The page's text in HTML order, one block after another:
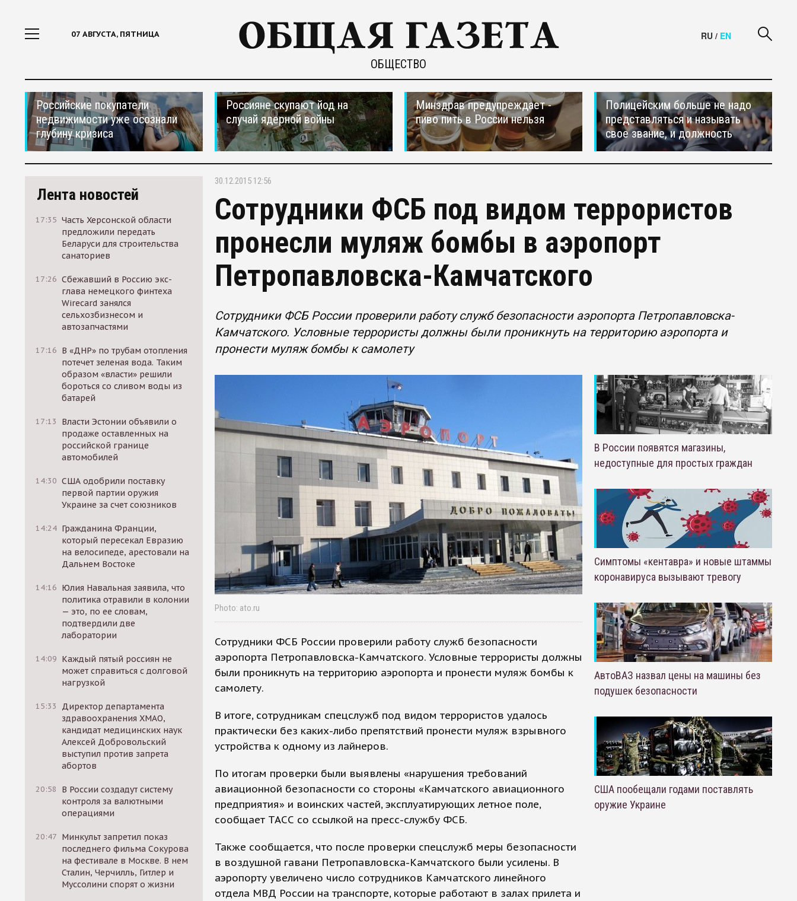
07 АВГУСТА, ПЯТНИЦА
ОБЩЕСТВО
RU / EN
Российские покупатели
недвижимости уже осознали
глубину кризиса
Россияне скупают йод на
случай ядерной войны
Минздрав предупреждает -
пиво пить в России нельзя
Полицейским больше не надо
представляться и называть
свое звание, и должность
Лента новостей
17:35 Часть Херсонской области
предложили передать
Беларуси для строительства
санаториев
17:26 Сбежавший в Россию экс-
глава немецкого финтеха
Wirecard занялся
сельхозбизнесом и
автозапчастями
17:16 В «ДНР» по трубам отопления
потечет зеленая вода. Таким
образом «власти» решили
бороться со сливом воды из
батарей
17:13
Власти Эстонии объявили о
продаже оставленных на
российской границе
автомобилей
14:30 США одобрили поставку
первой партии оружия
Украине за счет союзников
14:24 Гражданина Франции,
который пересекал Евразию
на велосипеде, арестовали на
Дальнем Востоке
14:16 Юлия Навальная заявила, что
политика отравили в колонии
— это, по ее словам,
подтвердили две
лаборатории
14:09 Каждый пятый россиян не
может справиться с долговой
нагрузкой
15:33
Директор департамента
здравоохранения ХМАО,
кандидат медицинских наук
Алексей Добровольский
выступил против запрета
абортов
20:58
В России создадут систему
контроля за валютными
операциями
20:47 Минкульт запретил показ
последнего фильма Сокурова
на фестивале в Москве. В нем
Сталин, Черчилль, Гитлер и
Муссолини спорят о жизни
30.12.2015 12:56
Сотрудники ФСБ под видом террористов
пронесли муляж бомбы в аэропорт
Петропавловска-Камчатского
Сотрудники ФСБ России проверили работу служб безопасности аэропорта Петропавловска-
Камчатского. Условные террористы должны были проникнуть на территорию аэропорта и
пронести муляж бомбы к самолету
Photo: ato.ru
Сотрудники ФСБ России проверили работу служб безопасности
аэропорта Петропавловска-Камчатского. Условные террористы должны
были проникнуть на территорию аэропорта и пронести муляж бомбы к
самолету.
В итоге, сотрудникам спецслужб под видом террористов удалось
практически без каких-либо препятствий пронести муляж взрывного
устройства к одному из лайнеров.
По итогам проверки были выявлены «нарушения требований
авиационной безопасности со стороны «Камчатского авиационного
предприятия» и воинских частей, эксплуатирующих летное поле,
сообщает ТАСС со ссылкой на пресс-службу ФСБ.
Также сообщается, что после проверки спецслужб меры безопасности
в воздушной гавани Петропавловска-Камчатского были усилены. В
аэропорту увеличено число сотрудников Камчатского линейного
отдела МВД России на транспорте, которые работают в залах прилета и
В России появятся магазины,
недоступные для простых граждан
Симптомы «кентавра» и новые штаммы
коронавируса вызывают тревогу
АвтоВАЗ назвал цены на машины без
подушек безопасности
США пообещали годами поставлять
оружие Украине